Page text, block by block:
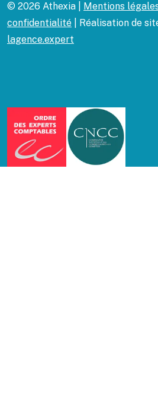
© 2026 Athexia | Mentions
confidentialité | Réalisation de
lagence.expert